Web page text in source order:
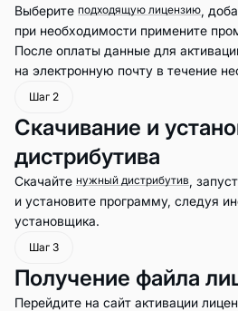
Выберите подходящую лицензию,
при необходимости примените
После оплаты данные для
на электронную почту в течение
Шаг 2
Скачивание и
дистрибутива
Скачайте нужный дистрибутив,
и установите программу, следуя
установщика.
Шаг 3
Получение файла
Перейдите на сайт активации